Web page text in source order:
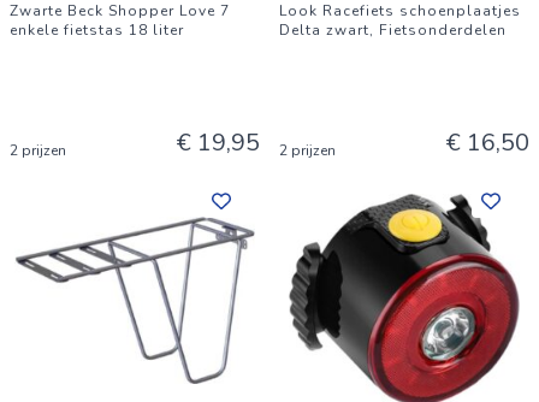
Zwarte Beck Shopper Love 7
enkele fietstas 18 liter
2 prijzen € 19,95
Look Racefiets schoenplaatjes
Delta zwart, Fietsonderdelen
2 prijzen € 16,50